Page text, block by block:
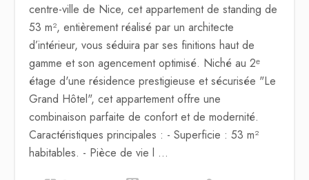
centre-ville de Nice, cet appartement de standing de
53 m², entièrement réalisé par un architecte
d’intérieur, vous séduira par ses finitions haut de
gamme et son agencement optimisé. Niché au 2ᵉ
étage d'une résidence prestigieuse et sécurisée "Le
Grand Hôtel", cet appartement offre une
combinaison parfaite de confort et de modernité.
Caractéristiques principales : - Superficie : 53 m²
habitables. - Pièce de vie l ...